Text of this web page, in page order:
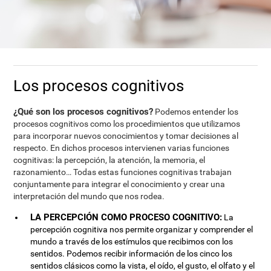
Los procesos cognitivos
¿Qué son los procesos cognitivos? Podemos entender los
procesos cognitivos como los procedimientos que utilizamos
para incorporar nuevos conocimientos y tomar decisiones al
respecto. En dichos procesos intervienen varias funciones
cognitivas: la percepción, la atención, la memoria, el
razonamiento… Todas estas funciones cognitivas trabajan
conjuntamente para integrar el conocimiento y crear una
interpretación del mundo que nos rodea.
LA PERCEPCIÓN COMO PROCESO COGNITIVO: La
percepción cognitiva nos permite organizar y comprender el
mundo a través de los estímulos que recibimos con los
sentidos. Podemos recibir información de los cinco los
sentidos clásicos como la vista, el oído, el gusto, el olfato y el